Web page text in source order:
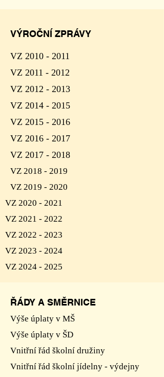
VÝROČNÍ ZPRÁVY
VZ 2010 - 2011
VZ 2011 - 2012
VZ 2012 - 2013
VZ 2014 - 2015
VZ 2015 - 2016
VZ 2016 - 2017
VZ 2017 - 2018
VZ 2018 - 2019
VZ 2019 - 2020
VZ 2020 - 2021
VZ 2021 - 2022
VZ 2022 - 2023
VZ 2023 - 2024
VZ 2024 - 2025
ŘÁDY A SMĚRNICE
Výše úplaty v MŠ
Výše úplaty v ŠD
Vnitřní řád školní družiny
Vnitřní řád školní jídelny - výdejny